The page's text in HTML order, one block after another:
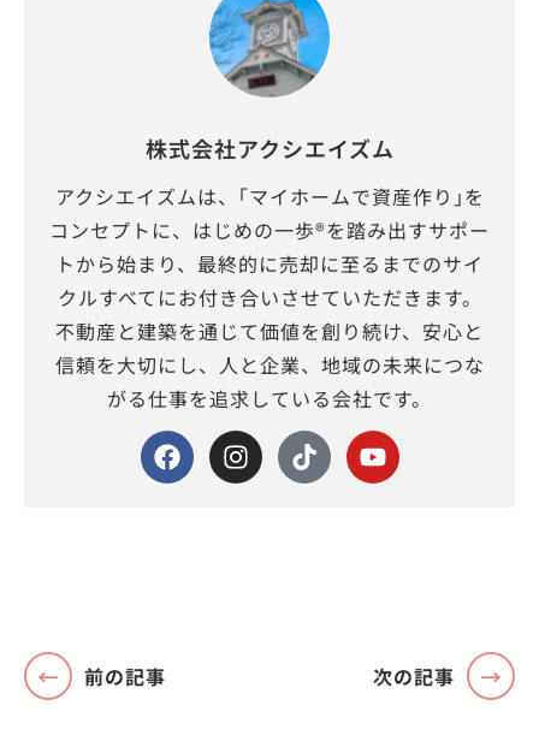
株式会社アクシエイズム
アクシエイズムは、｢マイホームで資産作り｣を
コンセプトに、はじめの一歩®を踏み出すサポー
トから始まり、最終的に売却に至るまでのサイ
クルすべてにお付き合いさせていただきます。
不動産と建築を通じて価値を創り続け、安心と
信頼を大切にし、人と企業、地域の未来につな
がる仕事を追求している会社です。
前の記事 次の記事